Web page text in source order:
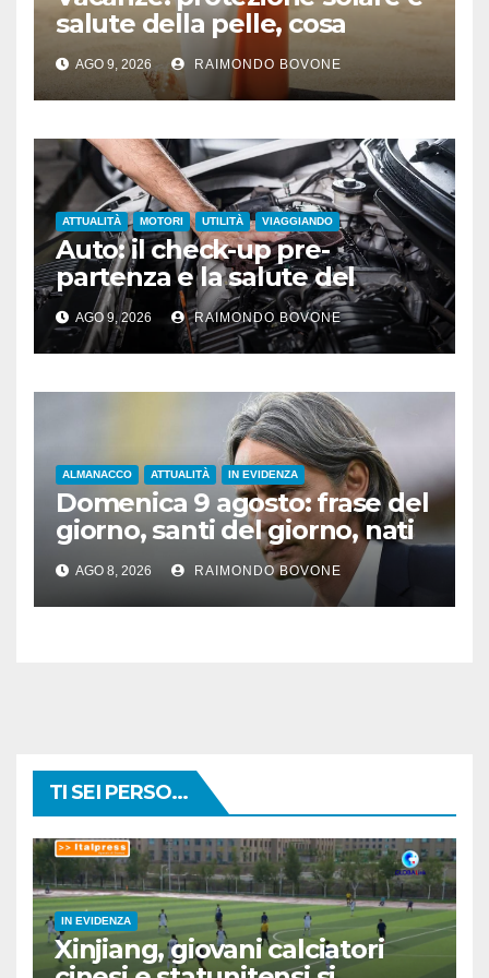
salute della pelle, cosa
dicono le evidenze
scientifiche
AGO 9, 2026 RAIMONDO BOVONE
ATTUALITÀ MOTORI UTILITÀ VIAGGIANDO
Auto: il check-up pre-
partenza e la salute del
motore sotto il sole
AGO 9, 2026 RAIMONDO BOVONE
ALMANACCO ATTUALITÀ IN EVIDENZA
Domenica 9 agosto: frase del
giorno, santi del giorno, nati
famosi, accadde oggi
AGO 8, 2026 RAIMONDO BOVONE
TI SEI PERSO...
IN EVIDENZA
Xinjiang, giovani calciatori